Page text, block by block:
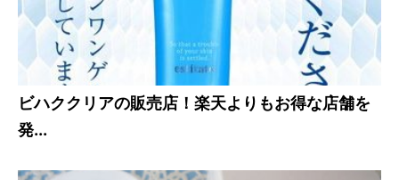
ビハククリアの販売店！楽天よりもお得な店舗を
発...